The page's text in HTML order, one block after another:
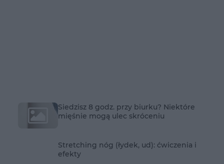
Siedzisz 8 godz. przy biurku? Niektóre
mięśnie mogą ulec skróceniu
Stretching nóg (łydek, ud): ćwiczenia i
efekty